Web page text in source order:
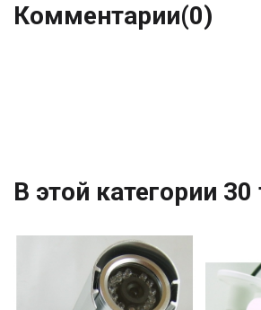
Комментарии(0)
В этой категории 30